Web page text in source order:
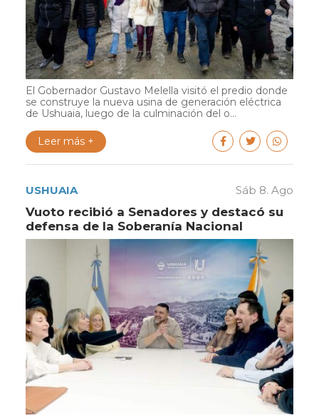
El Gobernador Gustavo Melella visitó el predio donde
se construye la nueva usina de generación eléctrica
de Ushuaia, luego de la culminación del o...
Leer más +
USHUAIA Sáb 8. Ago
Vuoto recibió a Senadores y destacó su
defensa de la Soberanía Nacional